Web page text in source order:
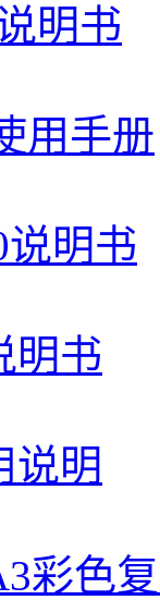
明书
用手册
说明书
明书
说明
彩色